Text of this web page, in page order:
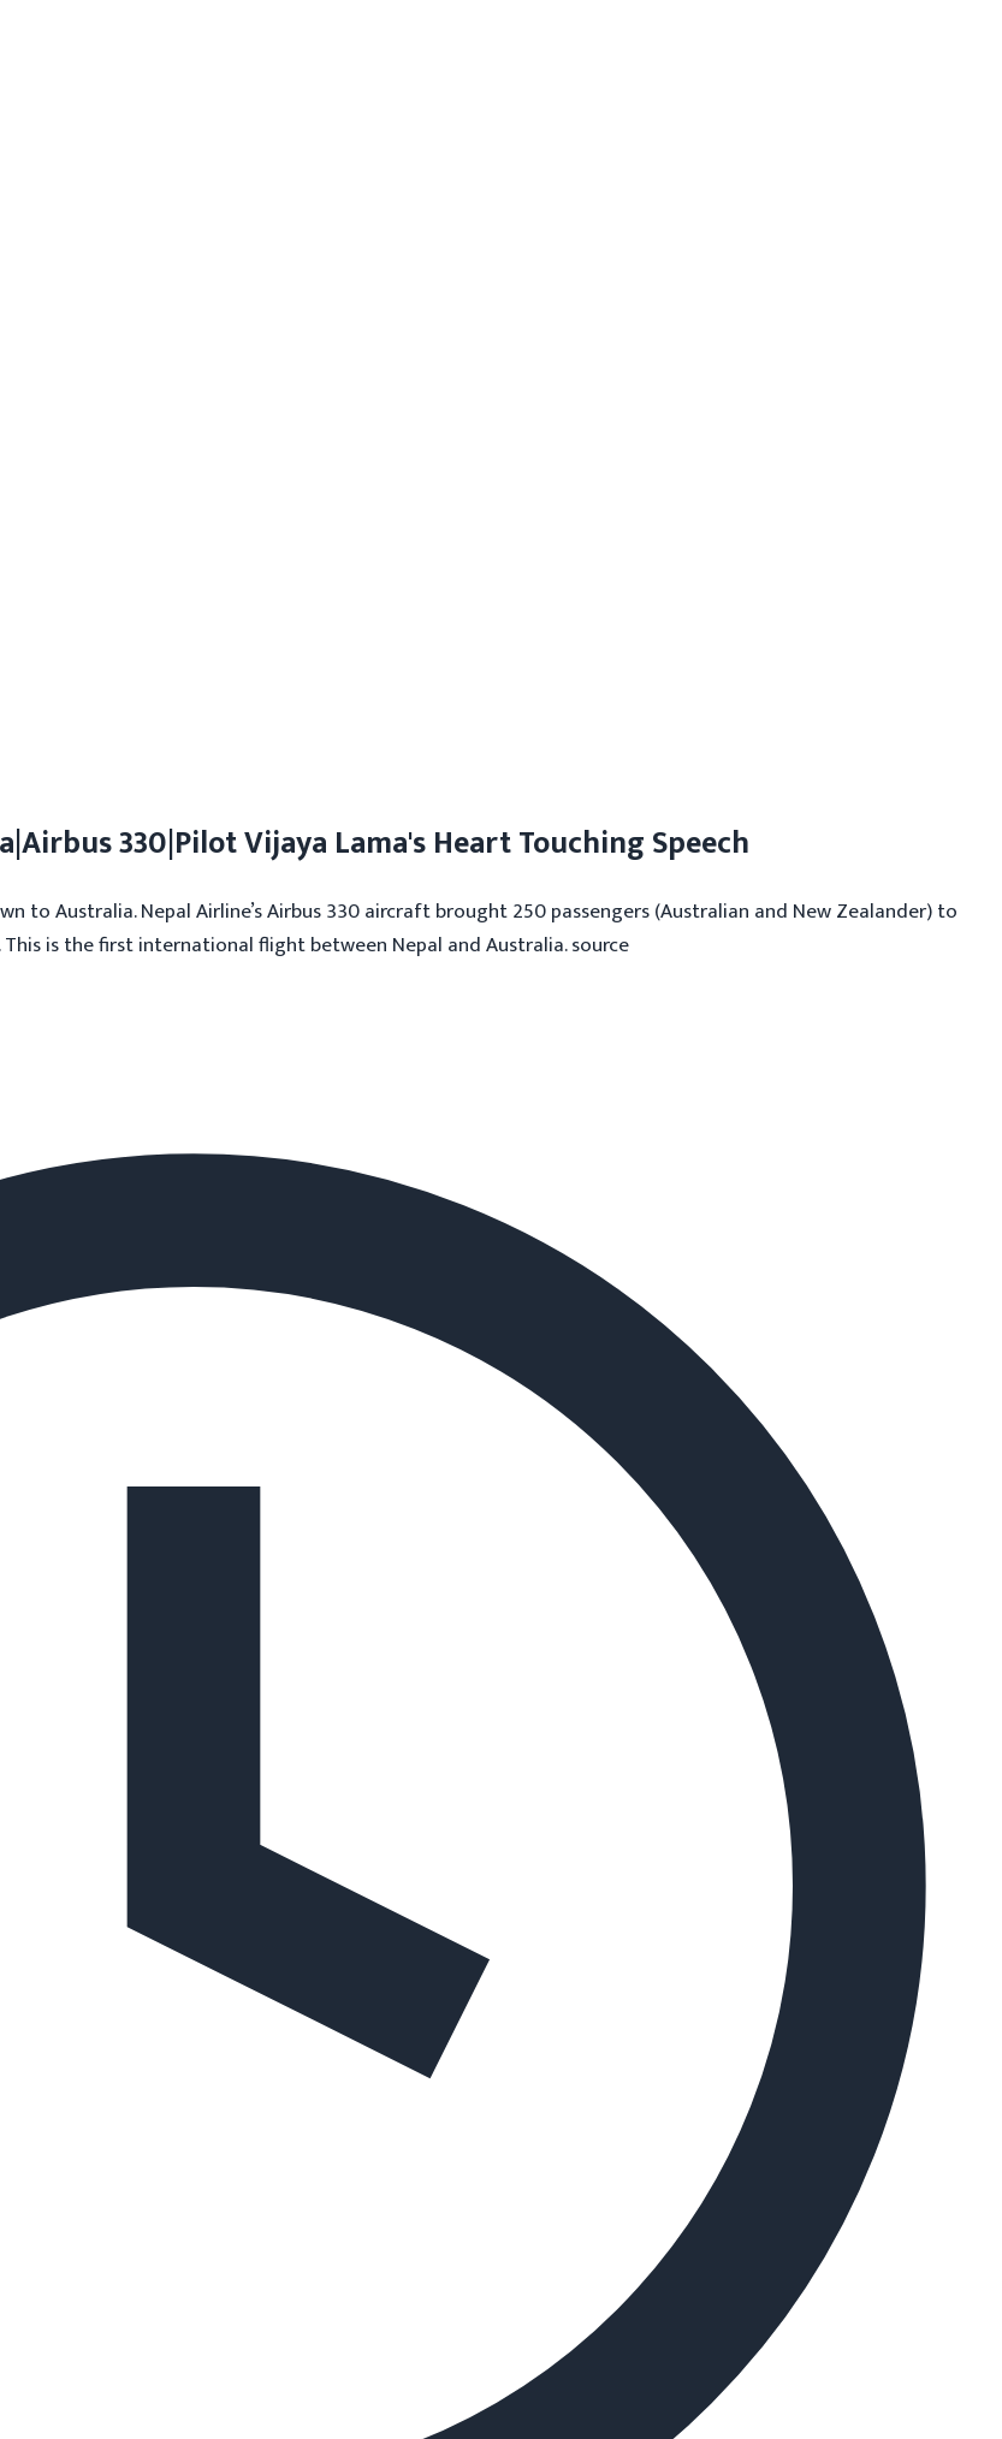
330|Pilot Vijaya Lama's Heart Touching Speech
to Australia. Nepal Airline’s Airbus 330 aircraft brought 250 passengers (Australian and New Zealander) to
is the first international flight between Nepal and Australia. source